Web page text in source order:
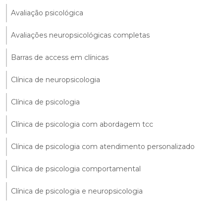
Avaliação psicológica
Avaliações neuropsicológicas completas
Barras de access em clínicas
Clínica de neuropsicologia
Clínica de psicologia
Clínica de psicologia com abordagem tcc
Clínica de psicologia com atendimento personalizado
Clínica de psicologia comportamental
Clínica de psicologia e neuropsicologia